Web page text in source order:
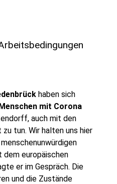
haben sich
mit Corona
auch mit den
zu tun. Wir halten uns hier
dem europäischen
er im Gespräch. Die
und die Zustände